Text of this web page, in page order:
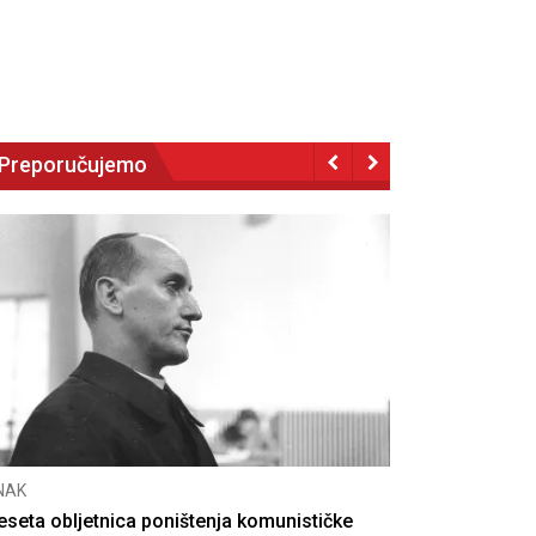
Preporučujemo
obljetnica poništenja komunističke